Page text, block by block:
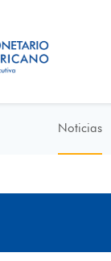
Noticias